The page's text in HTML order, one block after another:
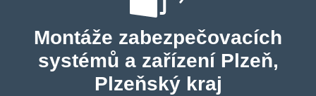
Montáže zabezpečovacích
systémů a zařízení Plzeň,
Plzeňský kraj